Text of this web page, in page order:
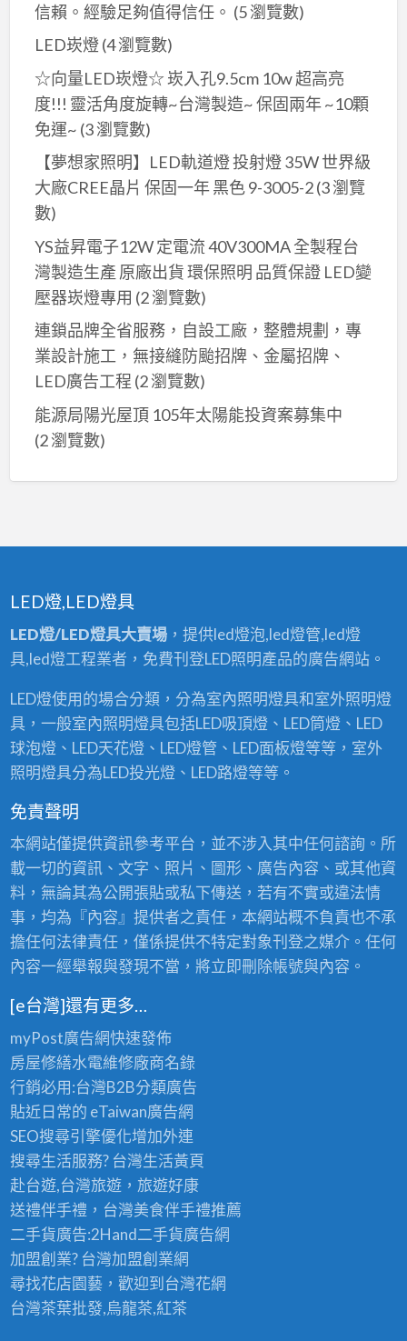
信賴。經驗足夠值得信任。 (5 瀏覽數)
LED崁燈(4 瀏覽數)
☆向量LED崁燈☆ 崁入孔9.5cm 10w 超高亮
度!!! 靈活角度旋轉~台灣製造~ 保固兩年 ~10顆
免運~ (3 瀏覽數)
【夢想家照明】LED軌道燈 投射燈 35W 世界級
大廠CREE晶片 保固一年 黑色 9-3005-2(3 瀏覽
數)
YS益昇電子12W 定電流 40V300MA 全製程台
灣製造生產 原廠出貨 環保照明 品質保證 LED變
壓器崁燈專用 (2 瀏覽數)
連鎖品牌全省服務，自設工廠，整體規劃，專
業設計施工，無接縫防颱招牌、金屬招牌、
LED廣告工程 (2 瀏覽數)
能源局陽光屋頂 105年太陽能投資案募集中
(2 瀏覽數)
LED燈,LED燈具
LED燈/LED燈具大賣場，提供led燈泡,led燈管,led燈
具,led燈工程業者，免費刊登LED照明產品的廣告網站。
LED燈使用的場合分類，分為室內照明燈具和室外照明燈
具，一般室內照明燈具包括LED吸頂燈、LED筒燈、LED
球泡燈、LED天花燈、LED燈管、LED面板燈等等，室外
照明燈具分為LED投光燈、LED路燈等等。
免責聲明
本網站僅提供資訊參考平台，並不涉入其中任何諮詢。所
載一切的資訊、文字、照片、圖形、廣告內容、或其他資
料，無論其為公開張貼或私下傳送，若有不實或違法情
事，均為『內容』提供者之責任，本網站概不負責也不承
擔任何法律責任，僅係提供不特定對象刊登之媒介。任何
內容一經舉報與發現不當，將立即刪除帳號與內容。
[e台灣]還有更多…
myPost廣告網快速發佈
房屋修繕水電維修廠商名錄
行銷必用:台灣B2B分類廣告
貼近日常的 eTaiwan廣告網
SEO搜尋引擎優化增加外連
搜尋生活服務? 台灣生活黃頁
赴台遊,台灣旅遊，旅遊好康
送禮伴手禮，台灣美食伴手禮推薦
二手貨廣告:2Hand二手貨廣告網
加盟創業? 台灣加盟創業網
尋找花店園藝，歡迎到台灣花網
台灣茶葉批發,烏龍茶,紅茶